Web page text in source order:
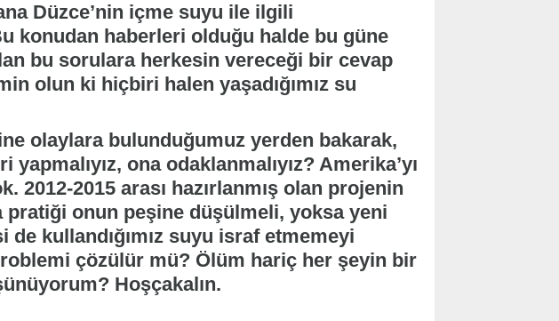
Düzce’nin içme suyu ile ilgili
konudan haberleri olduğu halde bu güne
bu sorulara herkesin vereceği bir cevap
olun ki hiçbiri halen yaşadığımız su
olaylara bulunduğumuz yerden bakarak,
ona odaklanmalıyız? Amerika’yı
2012-2015 arası hazırlanmış olan projenin
onun peşine düşülmeli, yoksa yeni
kullandığımız suyu israf etmemeyi
çözülür mü? Ölüm hariç her şeyin bir
Hoşçakalın.